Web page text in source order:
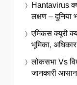
Hantavirus
लक्षण – दुनिया
एमिकस क्यूरी
भूमिका,
लोकसभा Vs
जानकारी आसान